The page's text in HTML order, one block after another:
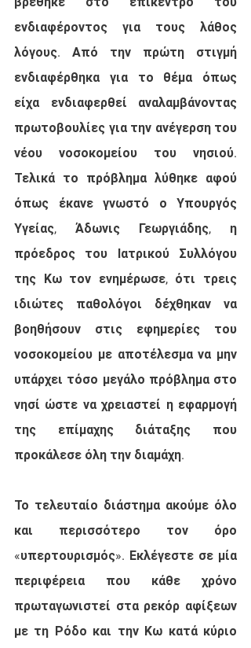
ενδιαφέροντος για τους λάθος
λόγους. Από την πρώτη στιγμή
ενδιαφέρθηκα για το θέμα όπως
είχα ενδιαφερθεί αναλαμβάνοντας
πρωτοβουλίες για την ανέγερση του
νέου νοσοκομείου του νησιού.
Τελικά το πρόβλημα λύθηκε αφού
όπως έκανε γνωστό ο Υπουργός
Υγείας, Άδωνις Γεωργιάδης, η
πρόεδρος του Ιατρικού Συλλόγου
της Κω τον ενημέρωσε, ότι τρεις
ιδιώτες παθολόγοι δέχθηκαν να
βοηθήσουν στις εφημερίες του
νοσοκομείου με αποτέλεσμα να μην
υπάρχει τόσο μεγάλο πρόβλημα στο
νησί ώστε να χρειαστεί η εφαρμογή
της επίμαχης διάταξης που
προκάλεσε όλη την διαμάχη.
Το τελευταίο διάστημα ακούμε όλο
και περισσότερο τον όρο
«υπερτουρισμός». Εκλέγεστε σε μία
περιφέρεια που κάθε χρόνο
πρωταγωνιστεί στα ρεκόρ αφίξεων
με τη Ρόδο και την Κω κατά κύριο